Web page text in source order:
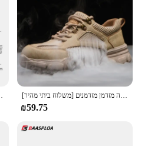
₪59.75